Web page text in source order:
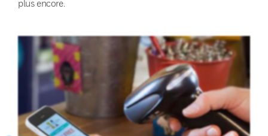
plus encore.